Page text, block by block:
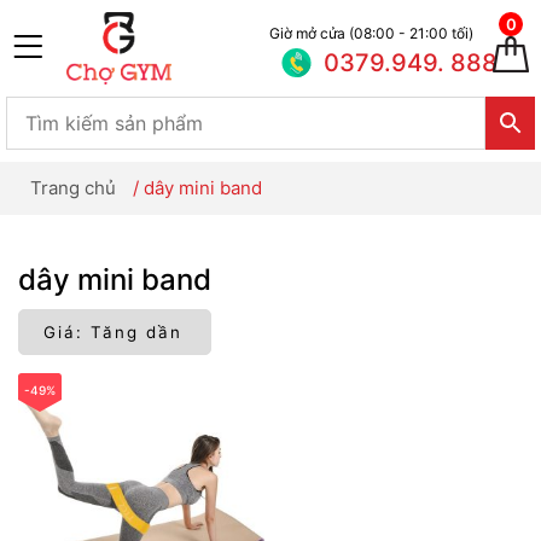
Giờ mở cửa (08:00 - 21:00 tối)
0379.949. 888
0
Trang chủ / dây mini band
dây mini band
-49%